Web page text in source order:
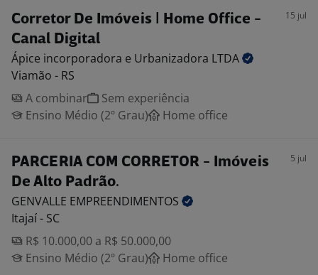
Corretor De Imóveis | Home Office -
Canal Digital
15 jul
Ápice incorporadora e Urbanizadora LTDA
Viamão - RS
A combinar
Sem experiência
Ensino Médio (2º Grau)
Home office
PARCERIA COM CORRETOR - Imóveis
De Alto Padrão.
5 jul
GENVALLE EMPREENDIMENTOS
Itajaí - SC
R$ 10.000,00 a R$ 50.000,00
Ensino Médio (2º Grau)
Home office